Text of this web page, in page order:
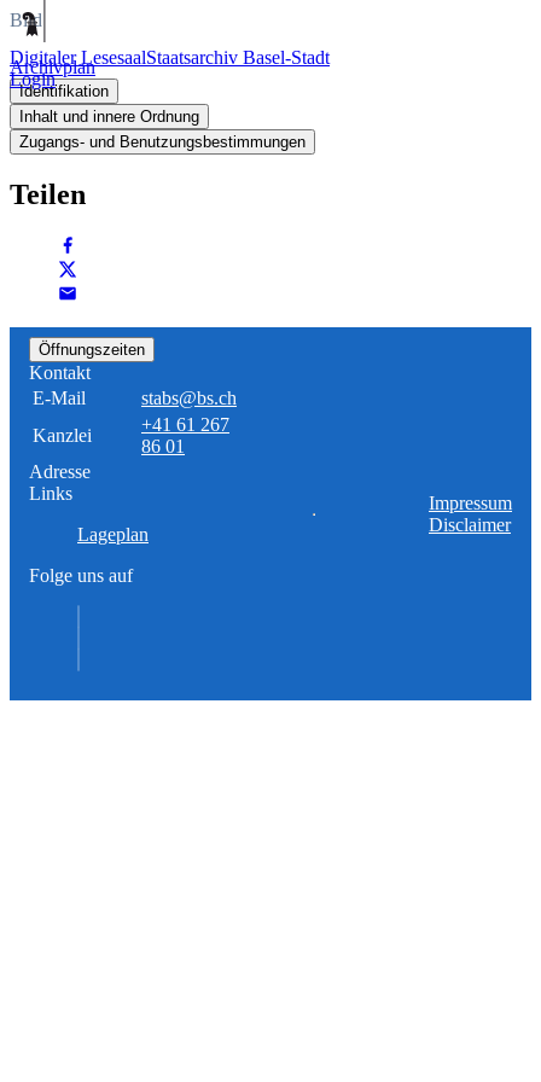
Digitaler LesesaalStaatsarchiv Basel-Stadt
Login
Bild
Archivplan
Identifikation
Inhalt und innere Ordnung
Zugangs- und Benutzungsbestimmungen
Teilen
Öffnungszeiten
Kontakt
E-Mail
stabs@bs.ch
Kanzlei
+41 61 267
86 01
Adresse
Links
Lageplan
Folge uns auf
Impressum
Disclaimer